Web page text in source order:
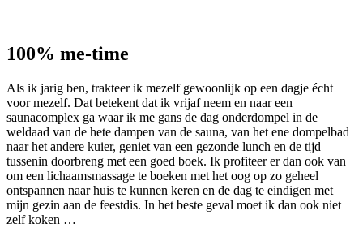
100% me-time
Als ik jarig ben, trakteer ik mezelf gewoonlijk op een dagje écht
voor mezelf. Dat betekent dat ik vrijaf neem en naar een
saunacomplex ga waar ik me gans de dag onderdompel in de
weldaad van de hete dampen van de sauna, van het ene dompelbad
naar het andere kuier, geniet van een gezonde lunch en de tijd
tussenin doorbreng met een goed boek. Ik profiteer er dan ook van
om een lichaamsmassage te boeken met het oog op zo geheel
ontspannen naar huis te kunnen keren en de dag te eindigen met
mijn gezin aan de feestdis. In het beste geval moet ik dan ook niet
zelf koken …